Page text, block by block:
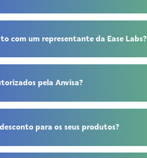
com um representante da Ease Labs?
pela Anvisa?
para os seus produtos?